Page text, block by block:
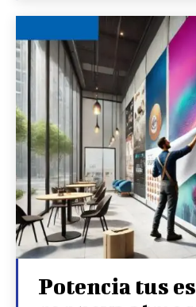
Potencia tus